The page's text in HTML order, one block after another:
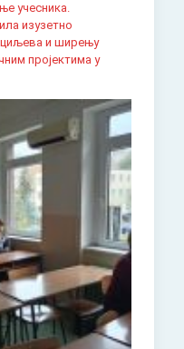
учесника.
изузетно
циљева и ширењу
пројектима у